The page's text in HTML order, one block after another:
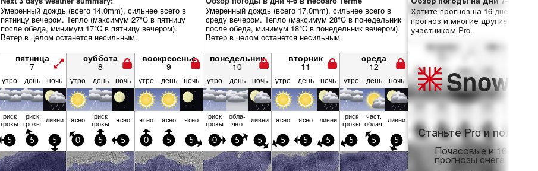
Умеренный дождь (всего 14.0mm), сильнее всего в
пятницу вечером. Тепло (максимум 27°C в пятницу
после обеда, минимум 17°C в пятницу вечером).
Ветер в целом останется несильным.
Умеренный дождь (всего 17.0mm), сильнее всего в
среду вечером. Тепло (максимум 28°C в понедельник
после обеда, минимум 18°C в понедельник вечером).
Ветер в целом останется несильным.
пятница
7
суббота
8
воскресенье
9
понедельник
10
вторник
11
среда
12
утро день ночь утро день ночь утро день ночь утро день ночь утро день ночь утро день ночь
риск
грозы
риск
грозы ливни ясно риск
грозы ясно ясно ясно ясно риск
грозы
обла­
чно ливни ясно ясно ливни риск
грозы
част.
облач. ливни
5 5 5 0 5 5 0 5 5 0 5 5 5 5 5 5 5 5
Хотите прогноз на 16 дней?
прогноз и многие другие
участником Pro.
Snow
Станьте Pro и
Почасовые и 16-
прогнозы снега